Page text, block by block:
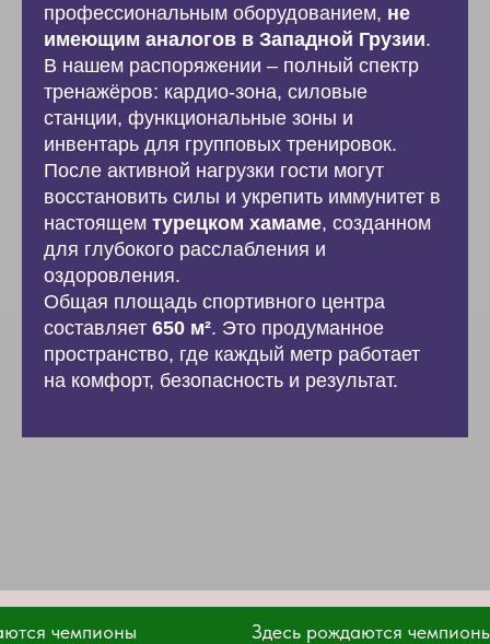
профессиональным оборудованием, не
имеющим аналогов в Западной Грузии.
В нашем распоряжении – полный спектр
тренажёров: кардио-зона, силовые
станции, функциональные зоны и
инвентарь для групповых тренировок.
После активной нагрузки гости могут
восстановить силы и укрепить иммунитет в
настоящем турецком хамаме, созданном
для глубокого расслабления и
оздоровления.
Общая площадь спортивного центра
составляет 650 м². Это продуманное
пространство, где каждый метр работает
на комфорт, безопасность и результат.
Здесь рождаются чемпионы